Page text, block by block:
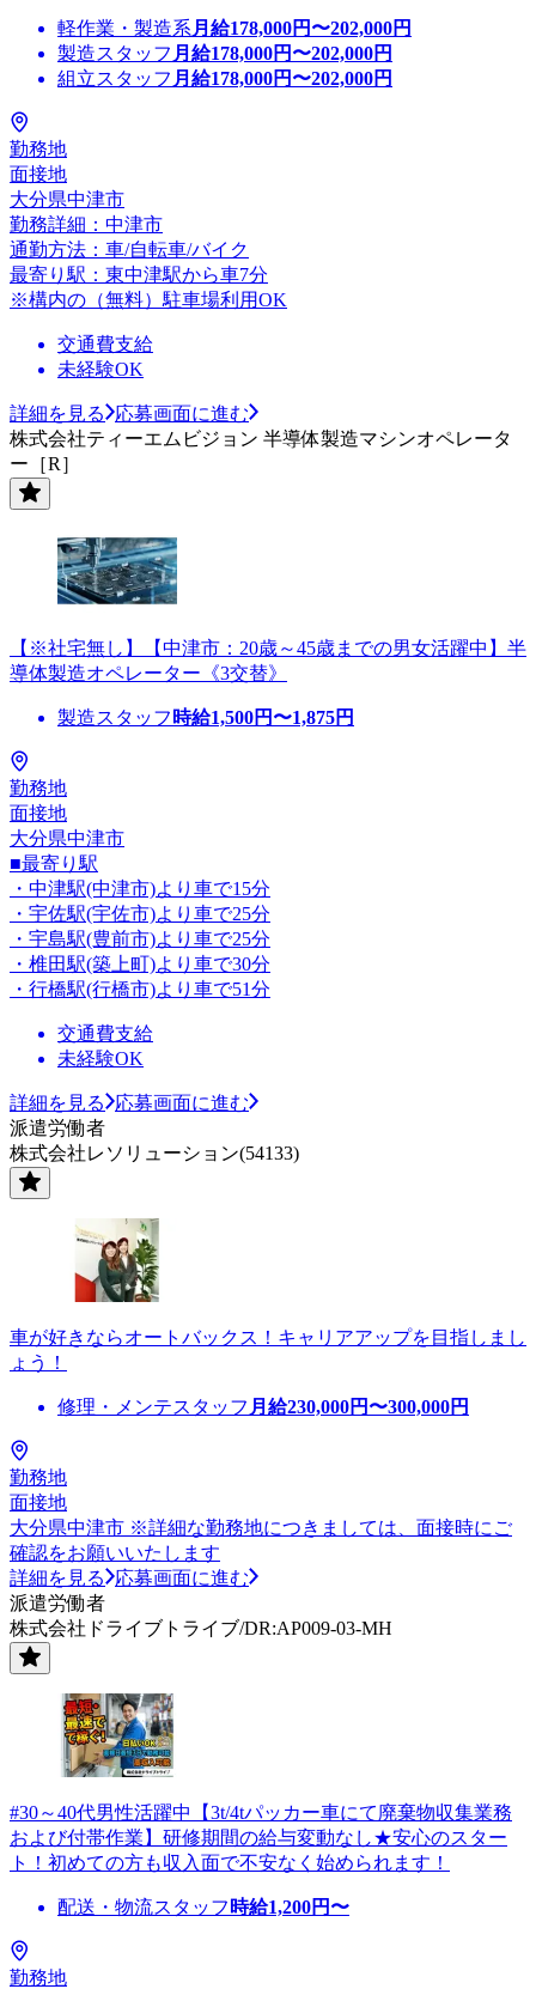
軽作業・製造系 月給178,000円〜202,000円
製造スタッフ 月給178,000円〜202,000円
組立スタッフ 月給178,000円〜202,000円
勤務地
面接地
大分県中津市
勤務詳細：中津市
通勤方法：車/自転車/バイク
最寄り駅：東中津駅から車7分
※構内の（無料）駐車場利用OK
交通費支給
未経験OK
詳細を見る
応募画面に進む
株式会社ティーエムビジョン 半導体製造マシンオペレータ
ー［R］
【※社宅無し】【中津市：20歳～45歳までの男女活躍中】半
導体製造オペレーター《3交替》
製造スタッフ 時給1,500円〜1,875円
勤務地
面接地
大分県中津市
■最寄り駅
・中津駅(中津市)より車で15分
・宇佐駅(宇佐市)より車で25分
・宇島駅(豊前市)より車で25分
・椎田駅(築上町)より車で30分
・行橋駅(行橋市)より車で51分
交通費支給
未経験OK
詳細を見る
応募画面に進む
派遣労働者
株式会社レソリューション(54133)
車が好きならオートバックス！キャリアアップを目指しまし
ょう！
修理・メンテスタッフ 月給230,000円〜300,000円
勤務地
面接地
大分県中津市 ※詳細な勤務地につきましては、面接時にご
確認をお願いいたします
詳細を見る
応募画面に進む
派遣労働者
株式会社ドライブトライブ/DR:AP009-03-MH
#30～40代男性活躍中【3t/4tパッカー車にて廃棄物収集業務
および付帯作業】研修期間の給与変動なし★安心のスター
ト！初めての方も収入面で不安なく始められます！
配送・物流スタッフ 時給1,200円〜
勤務地